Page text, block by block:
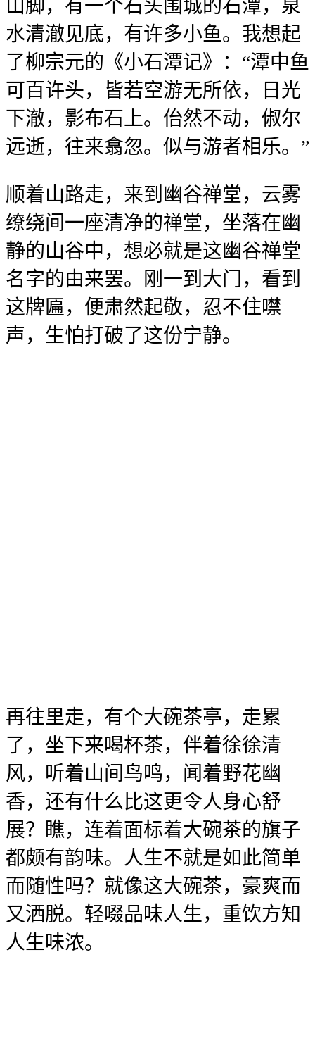
山脚，有一个石头围城的石潭，泉
水清澈见底，有许多小鱼。我想起
了柳宗元的《小石潭记》：“潭中鱼
可百许头，皆若空游无所依，日光
下澈，影布石上。佁然不动，俶尔
远逝，往来翕忽。似与游者相乐。”
顺着山路走，来到幽谷禅堂，云雾
缭绕间一座清净的禅堂，坐落在幽
静的山谷中，想必就是这幽谷禅堂
名字的由来罢。刚一到大门，看到
这牌匾，便肃然起敬，忍不住噤
声，生怕打破了这份宁静。
再往里走，有个大碗茶亭，走累
了，坐下来喝杯茶，伴着徐徐清
风，听着山间鸟鸣，闻着野花幽
香，还有什么比这更令人身心舒
展？瞧，连着面标着大碗茶的旗子
都颇有韵味。人生不就是如此简单
而随性吗？就像这大碗茶，豪爽而
又洒脱。轻啜品味人生，重饮方知
人生味浓。